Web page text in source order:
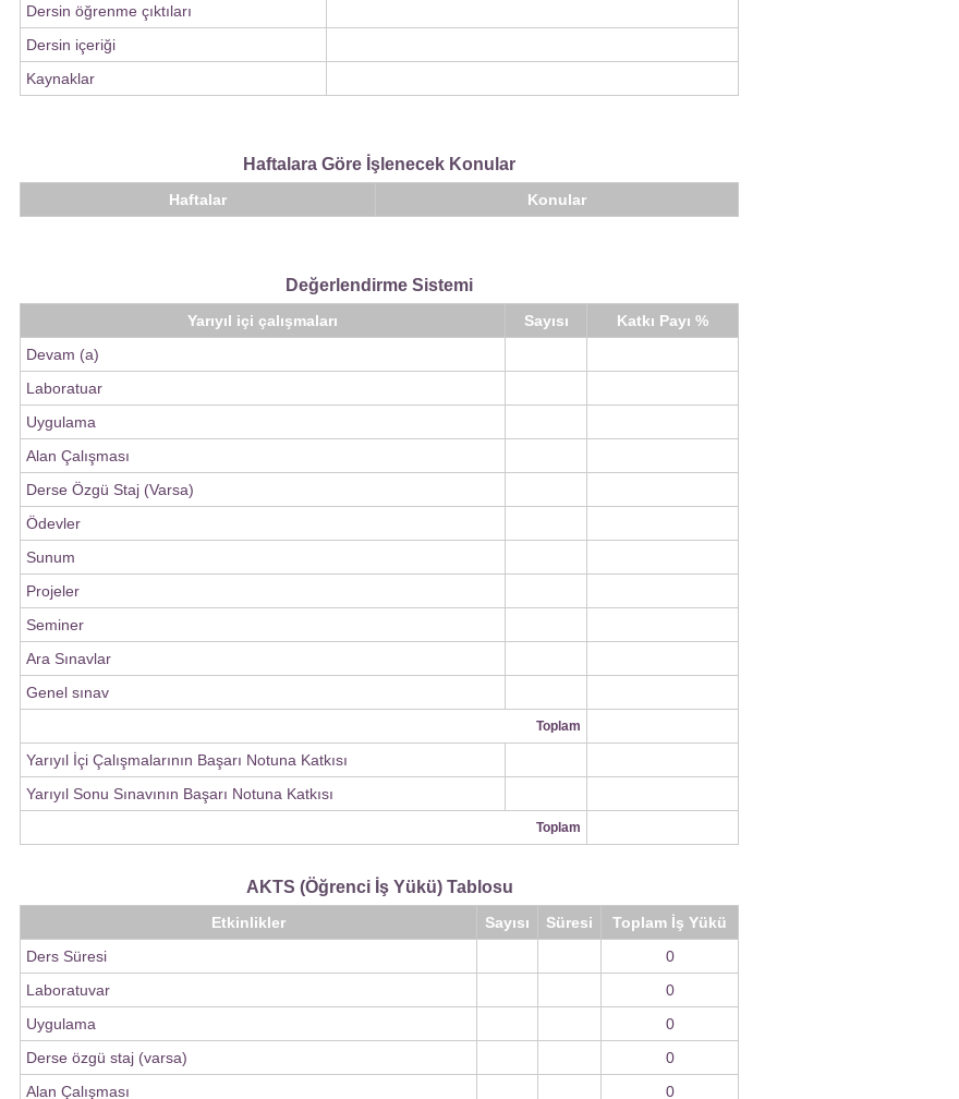
Dersin öğrenme çıktıları
Dersin içeriği
Kaynaklar
Haftalara Göre İşlenecek Konular
Haftalar Konular
Değerlendirme Sistemi
Yarıyıl içi çalışmaları Sayısı
Katkı Payı %
Devam (a)
Laboratuar
Uygulama
Alan Çalışması
Derse Özgü Staj (Varsa)
Ödevler
Sunum
Projeler
Seminer
Ara Sınavlar
Genel sınav
Toplam
Yarıyıl İçi Çalışmalarının Başarı Notuna Katkısı
Yarıyıl Sonu Sınavının Başarı Notuna Katkısı
Toplam
AKTS (Öğrenci İş Yükü) Tablosu
Etkinlikler Sayısı Süresi
Toplam İş Yükü
Ders Süresi
0
Laboratuvar
0
Uygulama
0
Derse özgü staj (varsa)
0
Alan Çalışması
0